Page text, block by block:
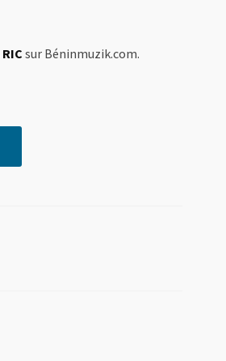
RIC sur Béninmuzik.com.